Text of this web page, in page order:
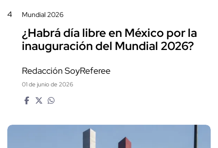
4 Mundial 2026
¿Habrá día libre en México por la
inauguración del Mundial 2026?
Redacción SoyReferee
01 de junio de 2026